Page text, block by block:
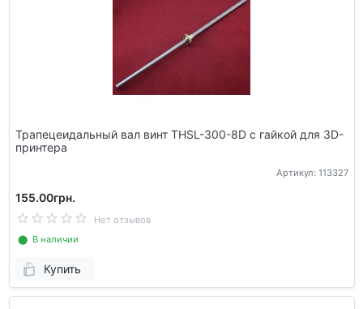
Трапецеидальный вал винт THSL-300-8D с гайкой для 3D-
принтера
Артикул: 113327
155.00грн.
Нет отзывов
⬤ В наличии
Купить